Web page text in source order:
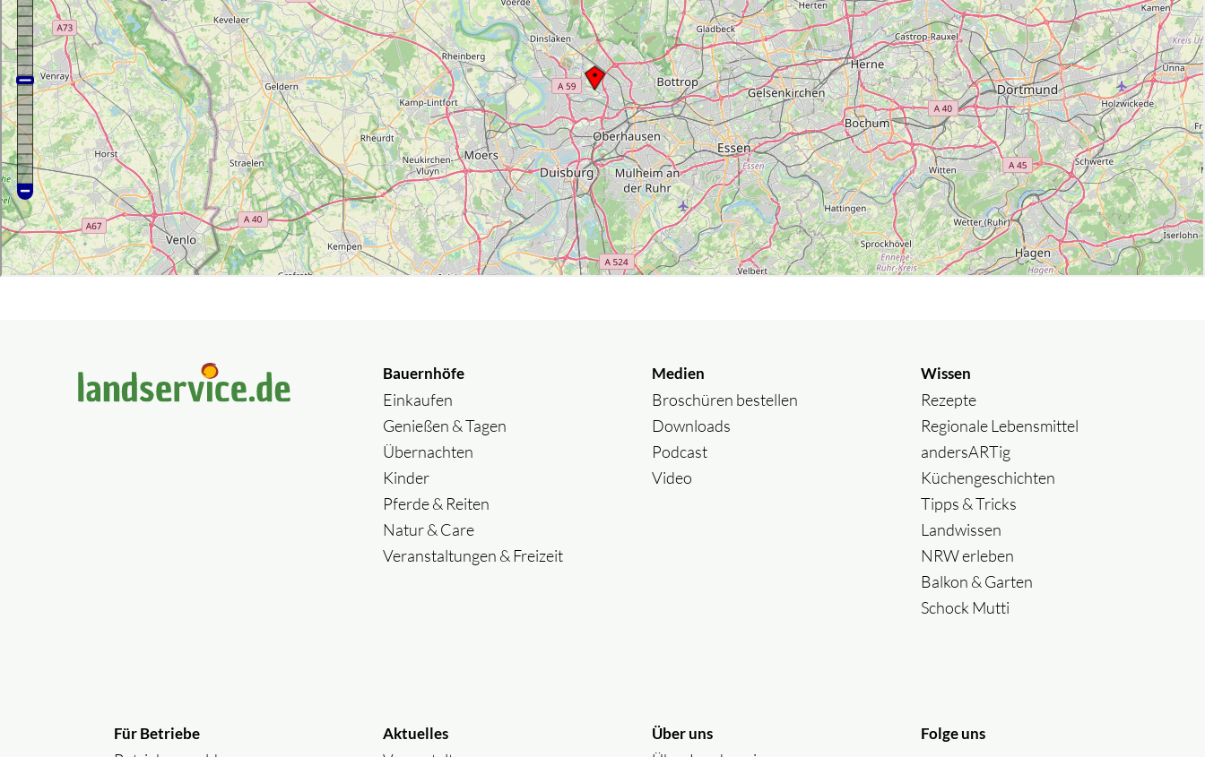
Bauernhöfe
Einkaufen
Genießen & Tagen
Übernachten
Kinder
Pferde & Reiten
Natur & Care
Veranstaltungen & Freizeit
Medien
Broschüren bestellen
Downloads
Podcast
Video
Wissen
Rezepte
Regionale Lebensmittel
andersARTig
Küchengeschichten
Tipps & Tricks
Landwissen
NRW erleben
Balkon & Garten
Schock Mutti
Für Betriebe Aktuelles Über uns Folge uns